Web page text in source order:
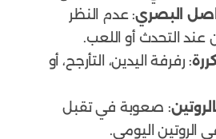
البصري: عدم النظر
عند التحدث أو اللعب.
: رفرفة اليدين، التأرجح، أو
: صعوبة في تقبل
الروتين اليومي.